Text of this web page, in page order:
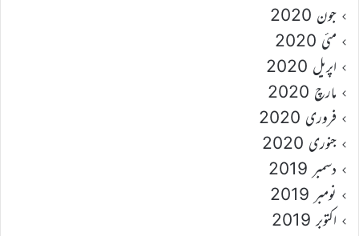
جون 2020
مئی 2020
اپریل 2020
مارچ 2020
فروری 2020
جنوری 2020
دسمبر 2019
نومبر 2019
اکتوبر 2019